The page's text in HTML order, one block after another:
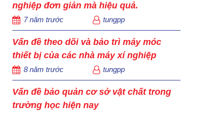
nghiệp đơn giản mà hiệu quả.
7 năm trước tungpp
Vấn đề theo dõi và bảo trì máy móc
thiết bị của các nhà máy xí nghiệp
8 năm trước tungpp
Vấn đề bảo quản cơ sở vật chất trong
trường học hiện nay